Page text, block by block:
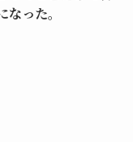
った。